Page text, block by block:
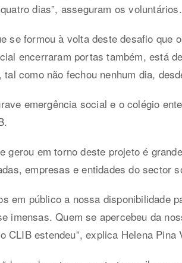
dias”, asseguram os voluntários.
se formou à volta deste desafio que
encerraram portas também, está
como não fechou nenhum dia,
emergência social e o colégio
gerou em torno deste projeto é
empresas e entidades do sector
em público a nossa disponibilidade
imensas. Quem se apercebeu da
CLIB estendeu”, explica Helena Pina